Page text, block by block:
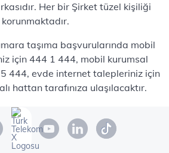
Her bir Şirket tüzel kişiliği
korunmaktadır.
taşıma başvurularında mobil
için 444 1 444, mobil kurumsal
444, evde internet talepleriniz için
hattan tarafınıza ulaşılacaktır.